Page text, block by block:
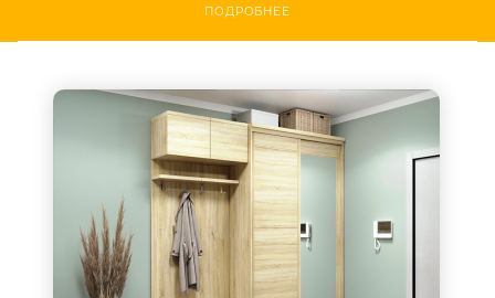
ПОДРОБНЕЕ